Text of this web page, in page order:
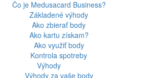
Čo je Medusacard Business?
Základené výhody
Ako zbierať body
Ako kartu získam?
Ako využiť body
Kontrola spotreby
Výhody
Výhody za vaše body